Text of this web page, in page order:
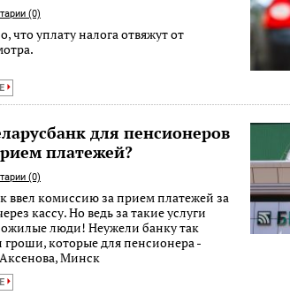
(0)
что уплату налога отвяжут от
для пенсионеров
платежей?
(0)
ввел комиссию за прием платежей за
кассу. Но ведь за такие услуги
люди! Неужели банку так
которые для пенсионера -
Минск